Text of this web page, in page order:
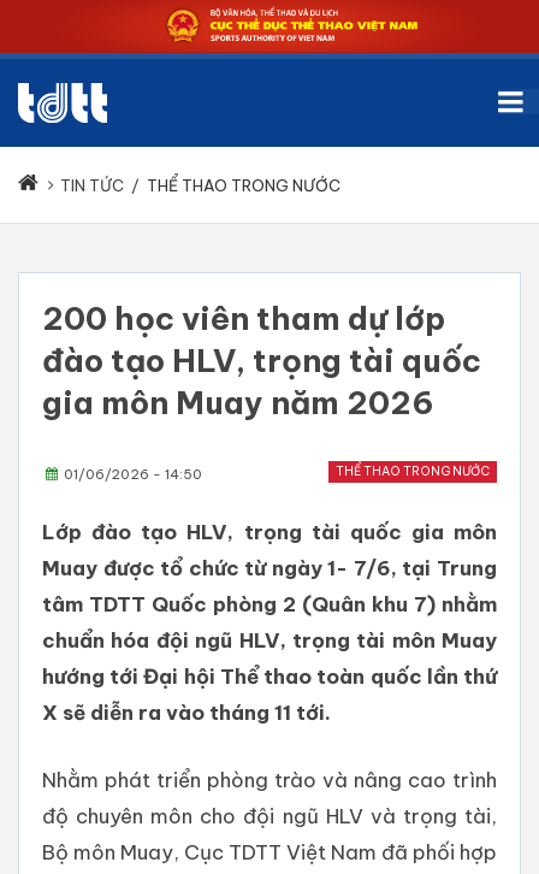
TIN TỨC / THỂ THAO TRONG NƯỚC
200 học viên tham dự lớp
đào tạo HLV, trọng tài quốc
gia môn Muay năm 2026
THỂ THAO TRONG NƯỚC
01/06/2026 - 14:50
Lớp đào tạo HLV, trọng tài quốc gia môn
Muay được tổ chức từ ngày 1- 7/6, tại Trung
tâm TDTT Quốc phòng 2 (Quân khu 7) nhằm
chuẩn hóa đội ngũ HLV, trọng tài môn Muay
hướng tới Đại hội Thể thao toàn quốc lần thứ
X sẽ diễn ra vào tháng 11 tới.
Nhằm phát triển phòng trào và nâng cao trình
độ chuyên môn cho đội ngũ HLV và trọng tài,
Bộ môn Muay, Cục TDTT Việt Nam đã phối hợp